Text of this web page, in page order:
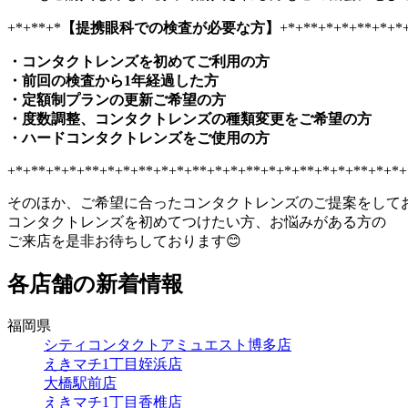
+*+**+* 【提携眼科での検査が必要な方】
・コンタクトレンズを初めてご利用の方
・前回の検査から1年経過した方
・定額制プランの更新ご希望の方
・度数調整、コンタクトレンズの種類変更をご希望の方
・ハードコンタクトレンズをご使用の方
そのほか、ご希望に合ったコンタクトレンズのご提案をして
コンタクトレンズを初めてつけたい方、お悩みがある方の
ご来店を是非お待ちしております😊
各店舗の新着情報
福岡県
シティコンタクトアミュエスト博多店
えきマチ1丁目姪浜店
大橋駅前店
えきマチ1丁目香椎店